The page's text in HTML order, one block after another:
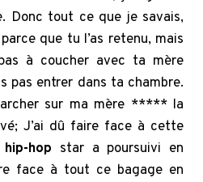
Donc tout ce que je savais,
que tu l’as retenu, mais
à coucher avec ta mère
pas entrer dans ta chambre.
sur ma mère ***** la
J’ai dû faire face à cette
hop star a poursuivi en
face à tout ce bagage en